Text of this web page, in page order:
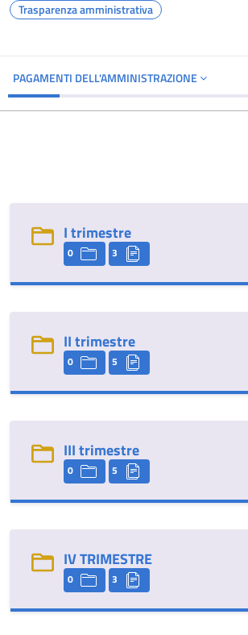
Trasparenza amministrativa
PAGAMENTI DELL'AMMINISTRAZIONE
I trimestre
0 3
II trimestre
0 5
III trimestre
0 5
IV TRIMESTRE
0 3